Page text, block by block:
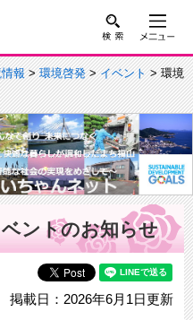
報>環境啓発>イベント> 環境
ントのお知らせ
掲載日：2026年6月1日更新